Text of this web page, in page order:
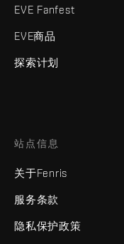
EVE Fanfest
EVE商品
探索计划
站点信息
关于Fenris
服务条款
隐私保护政策